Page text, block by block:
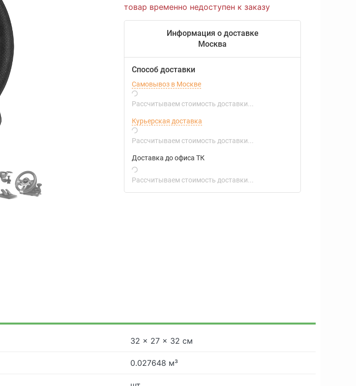
товар временно недоступен к заказу
Информация о доставке
Москва
Способ доставки
Самовывоз в Москве
Рассчитываем стоимость доставки...
Курьерская доставка
Рассчитываем стоимость доставки...
Доставка до офиса ТК
Рассчитываем стоимость доставки...
32 × 27 × 32 см
0.027648 м³